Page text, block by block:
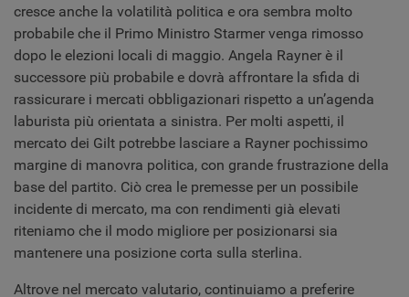
cresce anche la volatilità politica e ora sembra molto
probabile che il Primo Ministro Starmer venga rimosso
dopo le elezioni locali di maggio. Angela Rayner è il
successore più probabile e dovrà affrontare la sfida di
rassicurare i mercati obbligazionari rispetto a un’agenda
laburista più orientata a sinistra. Per molti aspetti, il
mercato dei Gilt potrebbe lasciare a Rayner pochissimo
margine di manovra politica, con grande frustrazione della
base del partito. Ciò crea le premesse per un possibile
incidente di mercato, ma con rendimenti già elevati
riteniamo che il modo migliore per posizionarsi sia
mantenere una posizione corta sulla sterlina.
Altrove nel mercato valutario, continuiamo a preferire